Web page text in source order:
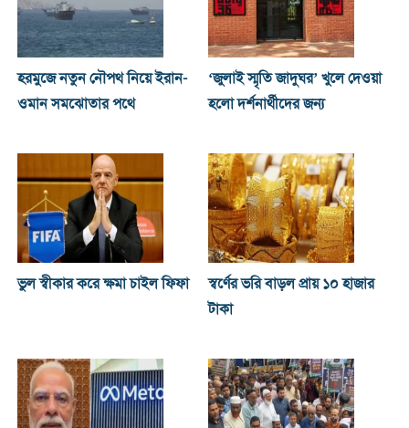
হরমুজে নতুন নৌপথ নিয়ে ইরান-
ওমান সমঝোতার পথে
‘জুলাই স্মৃতি জাদুঘর’ খুলে দেওয়া
হলো দর্শনার্থীদের জন্য
ভুল স্বীকার করে ক্ষমা চাইল ফিফা
স্বর্ণের ভরি বাড়ল প্রায় ১০ হাজার
টাকা